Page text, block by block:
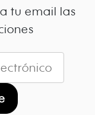
tu email las